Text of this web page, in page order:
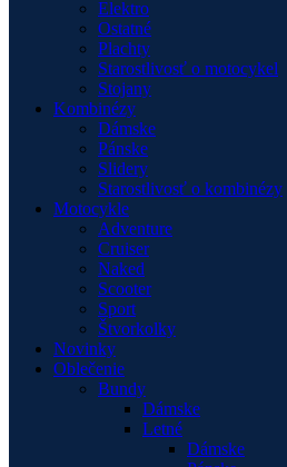
Elektro
Ostatné
Plachty
Starostlivosť o motocykel
Stojany
Kombinézy
Dámske
Pánske
Slidery
Starostlivosť o kombinézy
Motocykle
Adventure
Cruiser
Naked
Scooter
Sport
Štvorkolky
Novinky
Oblečenie
Bundy
Dámske
Letné
Dámske